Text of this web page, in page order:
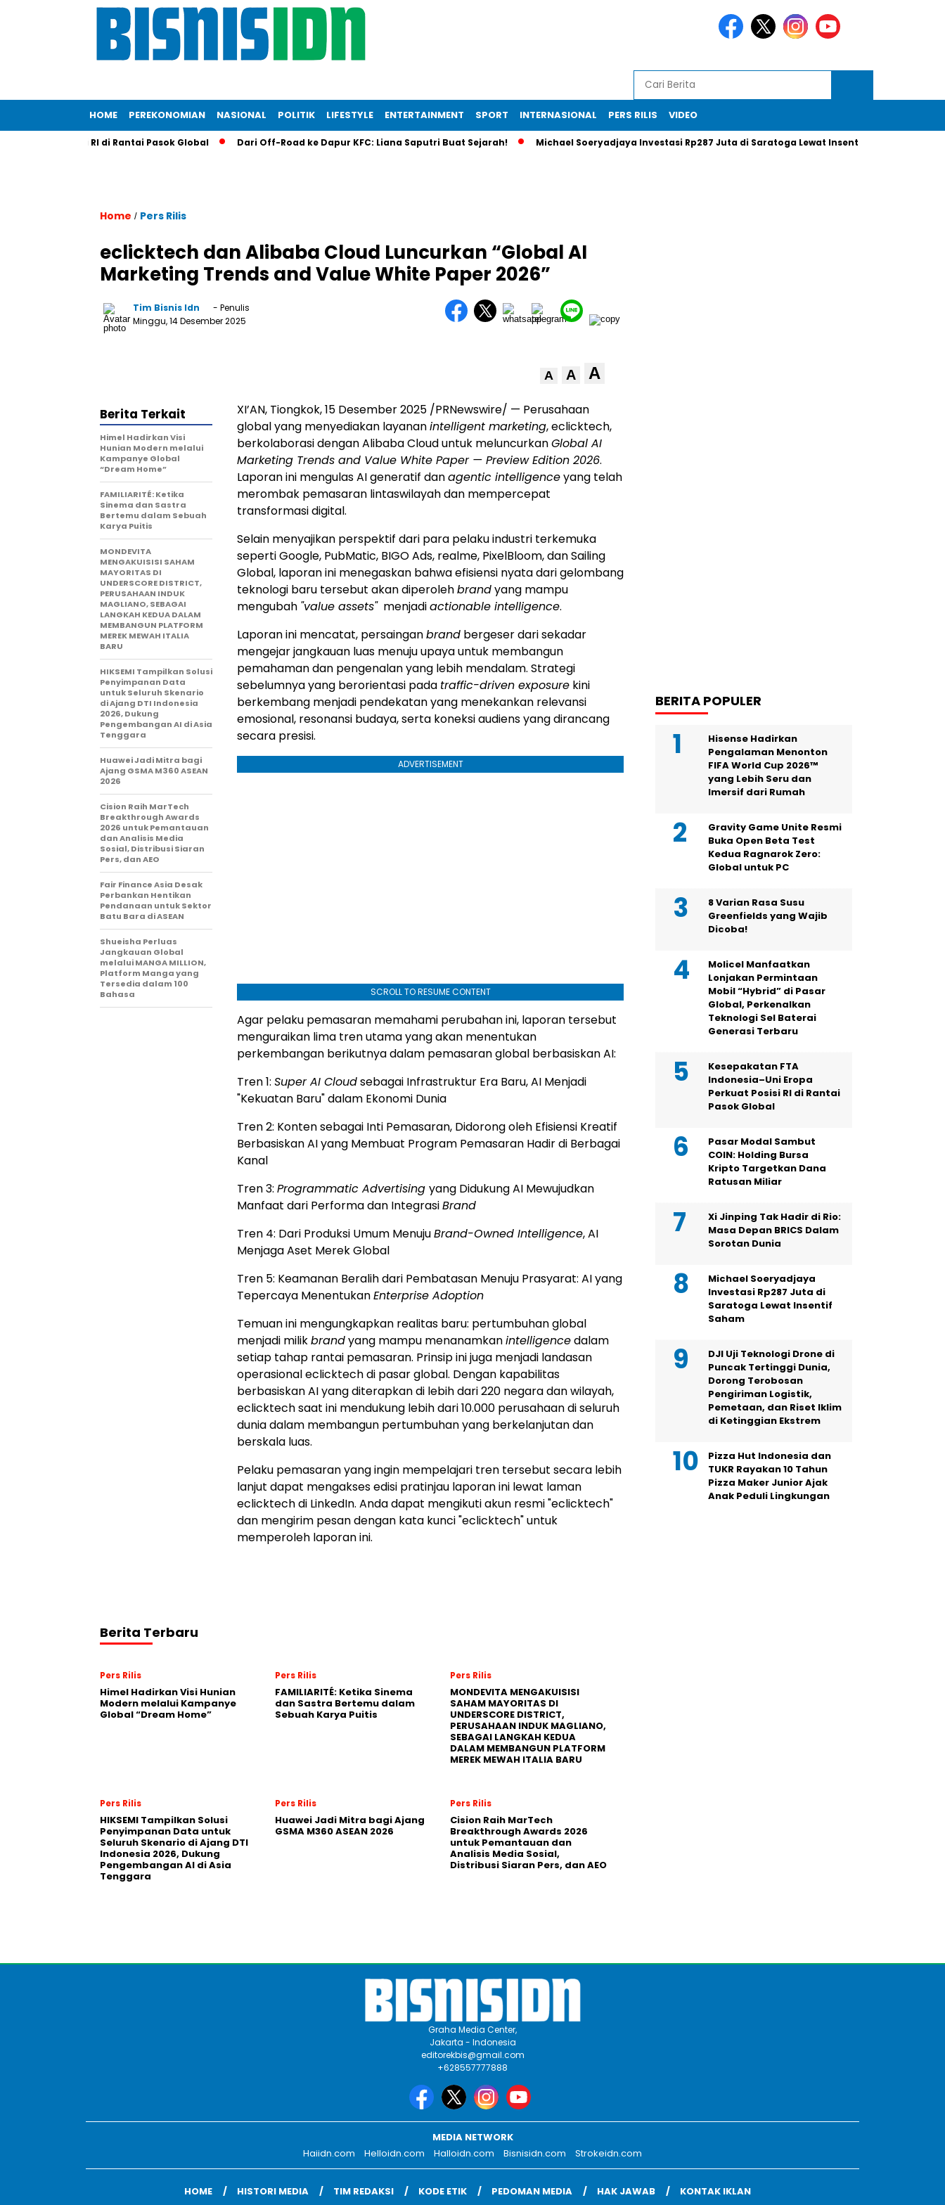
HOME PEREKONOMIAN NASIONAL POLITIK LIFESTYLE ENTERTAINMENT SPORT INTERNASIONAL PERS RILIS VIDEO
Posisi RI di Rantai Pasok Global Dari Off-Road ke Dapur KFC: Liana Saputri Buat Sejarah! Michael Soeryadjaya Investasi Rp287 Juta di Saratoga Lewat Insentif Saham
Home / Pers Rilis
eclicktech dan Alibaba Cloud Luncurkan “Global AI
Marketing Trends and Value White Paper 2026”
Tim Bisnis Idn
- Penulis
Minggu, 14 Desember 2025
A A A
XI’AN, Tiongkok, 15 Desember 2025 /PRNewswire/ — Perusahaan
global yang menyediakan layananintelligent marketing, eclicktech,
berkolaborasi denganAlibaba Clouduntuk meluncurkanGlobal AI
Marketing Trends and Value White Paper — Preview Edition 2026.
Laporan ini mengulas AI generatif danagentic intelligenceyang telah
merombak pemasaran lintaswilayah dan mempercepat
transformasi digital.
Selain menyajikan perspektif dari para pelaku industri terkemuka
seperti Google, PubMatic, BIGO Ads, realme, PixelBloom, dan Sailing
Global, laporan ini menegaskan bahwa efisiensi nyata dari gelombang
teknologi baru tersebut akan diperolehbrandyang mampu
mengubah "value assets"menjadiactionable intelligence.
Laporan ini mencatat, persainganbrand bergeser dari sekadar
mengejar jangkauan luas menuju upaya untuk membangun
pemahaman dan pengenalan yang lebih mendalam. Strategi
sebelumnya yang berorientasi pada traffic-driven exposure kini
berkembang menjadi pendekatan yang menekankan relevansi
emosional, resonansi budaya, serta koneksi audiens yang dirancang
secara presisi.
ADVERTISEMENT
SCROLL TO RESUME CONTENT
Agar pelaku pemasaran memahami perubahan ini, laporan tersebut
menguraikan lima tren utama yang akan menentukan
perkembangan berikutnya dalam pemasaran global berbasiskan AI:
Tren 1: Super AI Cloudsebagai Infrastruktur Era Baru, AI Menjadi
"Kekuatan Baru" dalam Ekonomi Dunia
Tren 2: Konten sebagai Inti Pemasaran, Didorong oleh Efisiensi Kreatif
Berbasiskan AI yang Membuat Program Pemasaran Hadir di Berbagai
Kanal
Tren 3: Programmatic Advertising yang Didukung AI Mewujudkan
Manfaat dari Performa dan IntegrasiBrand
Tren 4: Dari Produksi Umum MenujuBrand-Owned Intelligence, AI
Menjaga Aset Merek Global
Tren 5: Keamanan Beralih dari Pembatasan Menuju Prasyarat: AI yang
Tepercaya MenentukanEnterprise Adoption
Temuan ini mengungkapkan realitas baru: pertumbuhan global
menjadi milikbrandyang mampu menanamkanintelligencedalam
setiap tahap rantai pemasaran. Prinsip ini juga menjadi landasan
operasional eclicktech di pasar global. Dengan kapabilitas
berbasiskan AI yang diterapkan di lebih dari 220 negara dan wilayah,
eclicktech saat ini mendukung lebih dari 10.000 perusahaan di seluruh
dunia dalam membangun pertumbuhan yang berkelanjutan dan
berskala luas.
Pelaku pemasaran yang ingin mempelajari tren tersebut secara lebih
lanjut dapat mengakses edisi pratinjau laporan ini lewat laman
eclicktech di LinkedIn. Anda dapat mengikuti akun resmi "eclicktech"
dan mengirim pesan dengan kata kunci "eclicktech" untuk
memperoleh laporan ini.
Berita Terkait
Himel Hadirkan Visi
Hunian Modern melalui
Kampanye Global
“Dream Home”
FAMILIARITÉ: Ketika
Sinema dan Sastra
Bertemu dalam Sebuah
Karya Puitis
MONDEVITA
MENGAKUISISI SAHAM
MAYORITAS DI
UNDERSCORE DISTRICT,
PERUSAHAAN INDUK
MAGLIANO, SEBAGAI
LANGKAH KEDUA DALAM
MEMBANGUN PLATFORM
MEREK MEWAH ITALIA
BARU
HIKSEMI Tampilkan Solusi
Penyimpanan Data
untuk Seluruh Skenario
di Ajang DTI Indonesia
2026, Dukung
Pengembangan AI di Asia
Tenggara
Huawei Jadi Mitra bagi
Ajang GSMA M360 ASEAN
2026
Cision Raih MarTech
Breakthrough Awards
2026 untuk Pemantauan
dan Analisis Media
Sosial, Distribusi Siaran
Pers, dan AEO
Fair Finance Asia Desak
Perbankan Hentikan
Pendanaan untuk Sektor
Batu Bara di ASEAN
Shueisha Perluas
Jangkauan Global
melalui MANGA MILLION,
Platform Manga yang
Tersedia dalam 100
Bahasa
Berita Terbaru
Pers Rilis
Himel Hadirkan Visi Hunian
Modern melalui Kampanye
Global “Dream Home”
Pers Rilis
FAMILIARITÉ: Ketika Sinema
dan Sastra Bertemu dalam
Sebuah Karya Puitis
Pers Rilis
MONDEVITA MENGAKUISISI
SAHAM MAYORITAS DI
UNDERSCORE DISTRICT,
PERUSAHAAN INDUK MAGLIANO,
SEBAGAI LANGKAH KEDUA
DALAM MEMBANGUN PLATFORM
MEREK MEWAH ITALIA BARU
Pers Rilis
HIKSEMI Tampilkan Solusi
Penyimpanan Data untuk
Seluruh Skenario di Ajang DTI
Indonesia 2026, Dukung
Pengembangan AI di Asia
Tenggara
Pers Rilis
Huawei Jadi Mitra bagi Ajang
GSMA M360 ASEAN 2026
Pers Rilis
Cision Raih MarTech
Breakthrough Awards 2026
untuk Pemantauan dan
Analisis Media Sosial,
Distribusi Siaran Pers, dan AEO
BERITA POPULER
Hisense Hadirkan
Pengalaman Menonton
FIFA World Cup 2026™
yang Lebih Seru dan
Imersif dari Rumah
Gravity Game Unite Resmi
Buka Open Beta Test
Kedua Ragnarok Zero:
Global untuk PC
8 Varian Rasa Susu
Greenfields yang Wajib
Dicoba!
Molicel Manfaatkan
Lonjakan Permintaan
Mobil “Hybrid” di Pasar
Global, Perkenalkan
Teknologi Sel Baterai
Generasi Terbaru
Kesepakatan FTA
Indonesia–Uni Eropa
Perkuat Posisi RI di Rantai
Pasok Global
Pasar Modal Sambut
COIN: Holding Bursa
Kripto Targetkan Dana
Ratusan Miliar
Xi Jinping Tak Hadir di Rio:
Masa Depan BRICS Dalam
Sorotan Dunia
Michael Soeryadjaya
Investasi Rp287 Juta di
Saratoga Lewat Insentif
Saham
DJI Uji Teknologi Drone di
Puncak Tertinggi Dunia,
Dorong Terobosan
Pengiriman Logistik,
Pemetaan, dan Riset Iklim
di Ketinggian Ekstrem
Pizza Hut Indonesia dan
TUKR Rayakan 10 Tahun
Pizza Maker Junior Ajak
Anak Peduli Lingkungan
Graha Media Center,
Jakarta - Indonesia
editorekbis@gmail.com
+628557777888
MEDIA NETWORK
Haiidn.com
Helloidn.com Halloidn.com Bisnisidn.com Strokeidn.com
HOME HISTORI MEDIA TIM REDAKSI KODE ETIK PEDOMAN MEDIA HAK JAWAB KONTAK IKLAN